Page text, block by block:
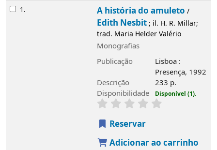
Resultados
1. A história do amuleto /
Edith Nesbit; il. H. R. Millar;
trad. Maria Helder Valério
Monografias
Publicação
Lisboa :
Presença, 1992
Descrição
233 p.
Disponibilidade
Disponível (1).
Reservar
Adicionar ao carrinho